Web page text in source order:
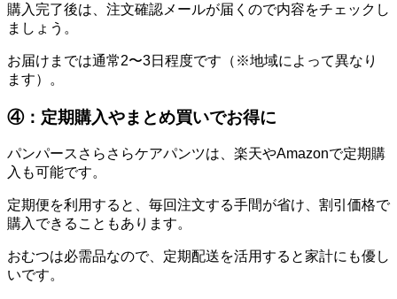
購入完了後は、注文確認メールが届くので内容をチェックし
ましょう。
お届けまでは通常2〜3日程度です（※地域によって異なり
ます）。
④：定期購入やまとめ買いでお得に
パンパースさらさらケアパンツは、楽天やAmazonで定期購
入も可能です。
定期便を利用すると、毎回注文する手間が省け、割引価格で
購入できることもあります。
おむつは必需品なので、定期配送を活用すると家計にも優し
いです。